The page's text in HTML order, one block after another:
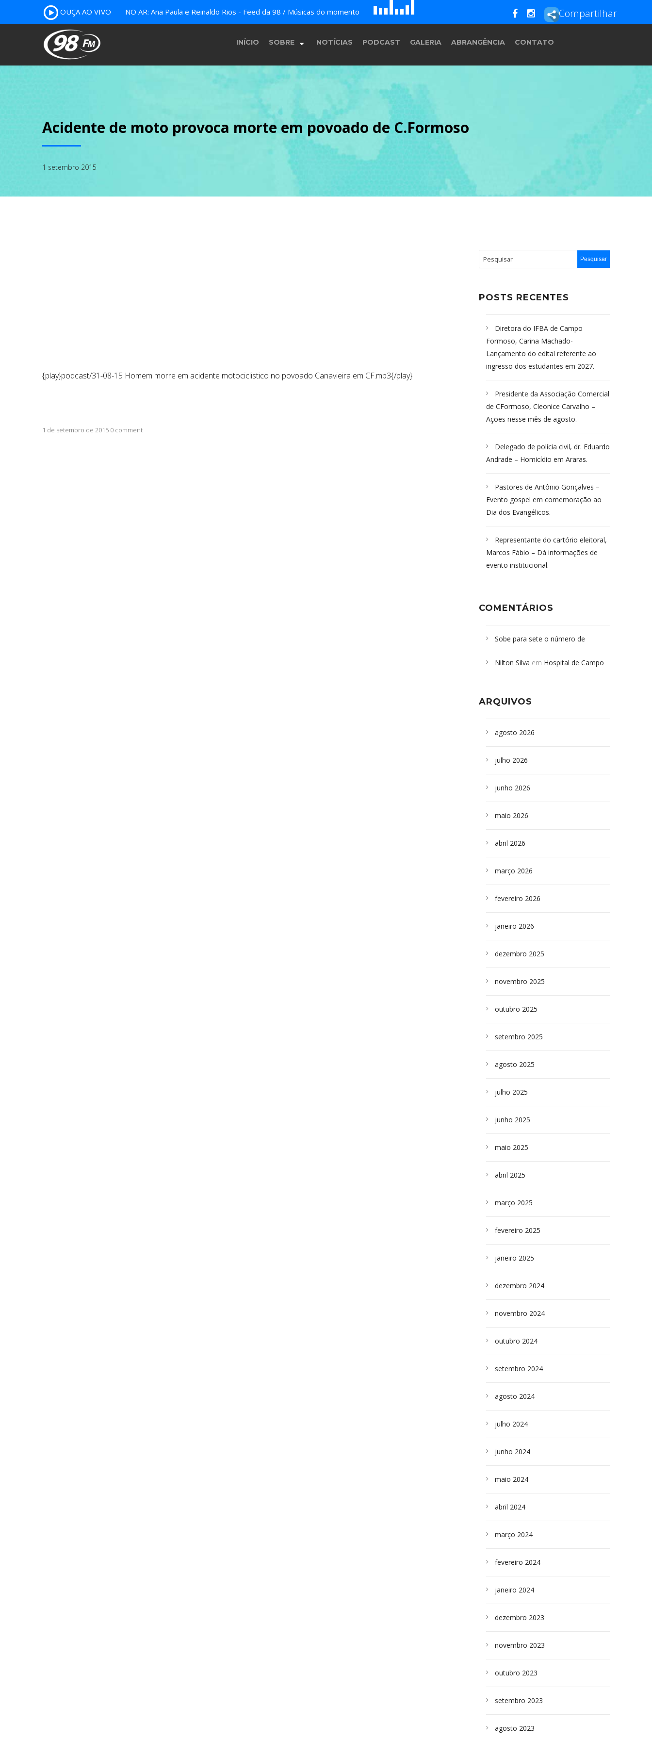
OUÇA AO VIVO NO AR: Ana Paula e Reinaldo Rios - Feed da 98 / Músicas do momento B c
E F G Compartilhar
INÍCIO SOBRE
História
Equipe
Programação
NOTÍCIAS PODCAST GALERIA ABRANGÊNCIA CONTATO
Acidente de moto provoca morte em povoado de C.Formoso
1 setembro 2015
{play}podcast/31-08-15 Homem morre em acidente motociclistico no povoado Canavieira em CF.mp3{/play}
1 de setembro de 2015 0 comment
POSTS RECENTES
Diretora do IFBA de Campo
Formoso, Carina Machado-
Lançamento do edital referente ao
ingresso dos estudantes em 2027.
Presidente da Associação Comercial
de CFormoso, Cleonice Carvalho –
Ações nesse mês de agosto.
Delegado de polícia civil, dr. Eduardo
Andrade – Homicídio em Araras.
Pastores de Antônio Gonçalves –
Evento gospel em comemoração ao
Dia dos Evangélicos.
Representante do cartório eleitoral,
Marcos Fábio – Dá informações de
evento institucional.
COMENTÁRIOS
Sobe para sete o número de
desabamento em São Paulo - Revista
sepultados em SP
Nilton Silva em Hospital de Campo
ARQUIVOS
agosto 2026
julho 2026
junho 2026
maio 2026
abril 2026
março 2026
fevereiro 2026
janeiro 2026
dezembro 2025
novembro 2025
outubro 2025
setembro 2025
agosto 2025
julho 2025
junho 2025
maio 2025
abril 2025
março 2025
fevereiro 2025
janeiro 2025
dezembro 2024
novembro 2024
outubro 2024
setembro 2024
agosto 2024
julho 2024
junho 2024
maio 2024
abril 2024
março 2024
fevereiro 2024
janeiro 2024
dezembro 2023
novembro 2023
outubro 2023
setembro 2023
agosto 2023